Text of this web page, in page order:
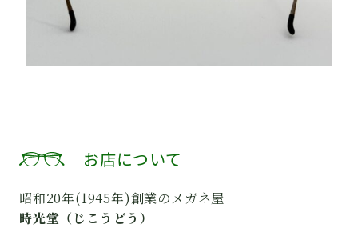
お店について
昭和20年(1945年)創業のメガネ屋
時光堂（じこうどう）